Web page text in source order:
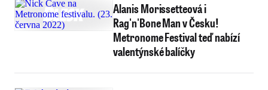
Alanis Morissetteová i
Rag'n'Bone Man v Česku!
Metronome Festival teď nabízí
valentýnské balíčky